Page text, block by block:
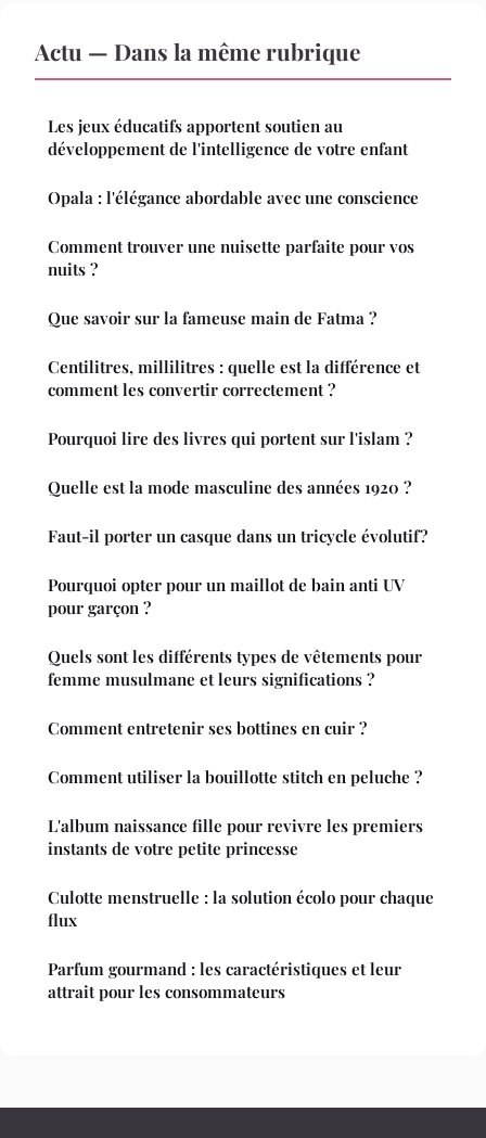
Actu — Dans la même rubrique
Les jeux éducatifs apportent soutien au
développement de l'intelligence de votre enfant
Opala : l'élégance abordable avec une conscience
Comment trouver une nuisette parfaite pour vos
nuits ?
Que savoir sur la fameuse main de Fatma ?
Centilitres, millilitres : quelle est la différence et
comment les convertir correctement ?
Pourquoi lire des livres qui portent sur l'islam ?
Quelle est la mode masculine des années 1920 ?
Faut-il porter un casque dans un tricycle évolutif ?
Pourquoi opter pour un maillot de bain anti UV
pour garçon ?
Quels sont les différents types de vêtements pour
femme musulmane et leurs significations ?
Comment entretenir ses bottines en cuir ?
Comment utiliser la bouillotte stitch en peluche ?
L'album naissance fille pour revivre les premiers
instants de votre petite princesse
Culotte menstruelle : la solution écolo pour chaque
flux
Parfum gourmand : les caractéristiques et leur
attrait pour les consommateurs